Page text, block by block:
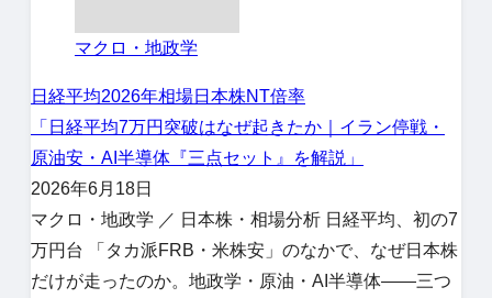
マクロ・地政学
日経平均2026年相場日本株NT倍率
「日経平均7万円突破はなぜ起きたか｜イラン停戦・
原油安・AI半導体『三点セット』を解説」
2026年6月18日
マクロ・地政学 ／ 日本株・相場分析 日経平均、初の7
万円台 「タカ派FRB・米株安」のなかで、なぜ日本株
だけが走ったのか。地政学・原油・AI半導体——三つ